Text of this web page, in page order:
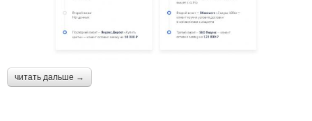
читать дальше →